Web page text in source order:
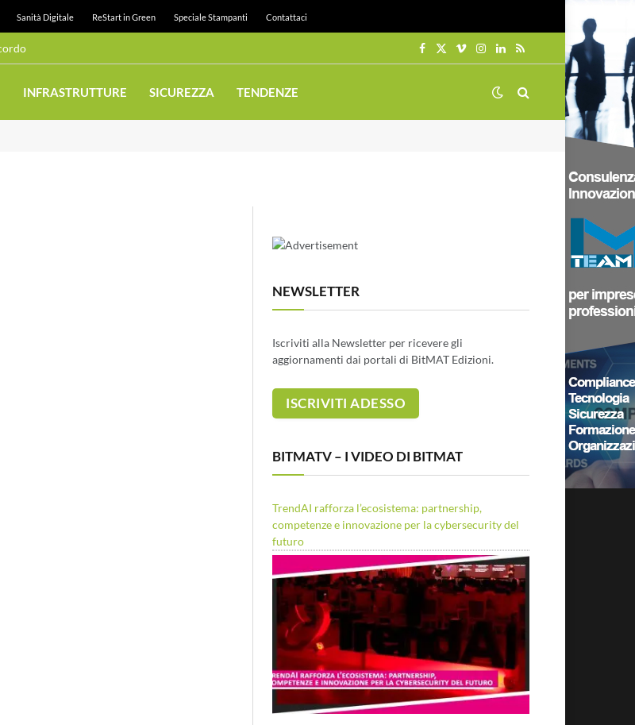
Sanità Digitale ReStart in Green Speciale Stampanti Contattaci
Facebook
X
VimeoInstagram
LinkedIn
RSS
INFRASTRUTTURE SICUREZZA TENDENZE
NEWSLETTER
Iscriviti alla Newsletter per ricevere gli
aggiornamenti dai portali di BitMAT Edizioni.
BITMATV – I VIDEO DI BITMAT
TrendAI rafforza l’ecosistema: partnership,
competenze e innovazione per la cybersecurity del
futuro